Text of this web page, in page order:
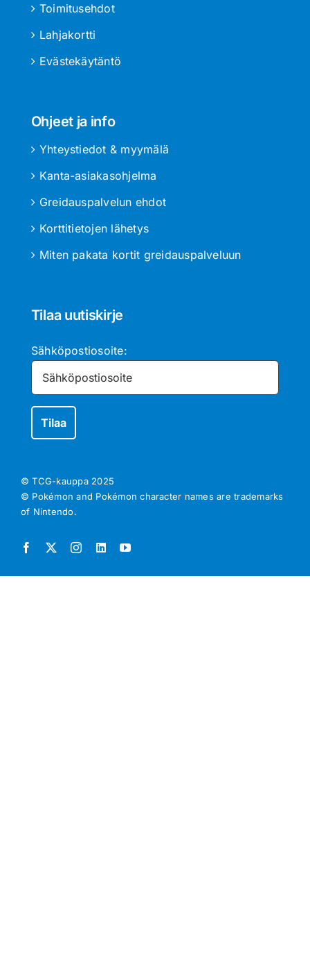
Toimitusehdot
Lahjakortti
Evästekäytäntö
Ohjeet ja info
Yhteystiedot & myymälä
Kanta-asiakasohjelma
Greidauspalvelun ehdot
Korttitietojen lähetys
Miten pakata kortit greidauspalveluun
Tilaa uutiskirje
Sähköpostiosoite:
© TCG-kauppa 2025
© Pokémon and Pokémon character names are trademarks
of Nintendo.